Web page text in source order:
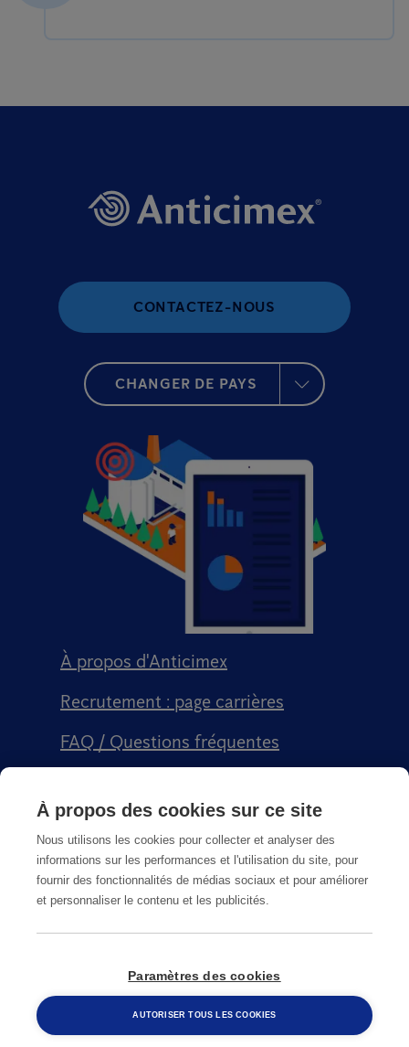
CONTACTEZ-NOUS
CHANGER DE PAYS
À propos d'Anticimex
Recrutement : page carrières
FAQ / Questions fréquentes
Conditions générales de vente CGPS
CGU
© Copyright2026Anticimex
À propos des cookies sur ce site
Nous utilisons les cookies pour collecter et analyser des
informations sur les performances et l'utilisation du site, pour
fournir des fonctionnalités de médias sociaux et pour améliorer
et personnaliser le contenu et les publicités.
Paramètres des cookies
AUTORISER TOUS LES COOKIES